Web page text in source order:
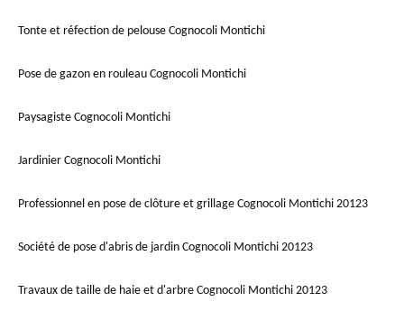
Tonte et réfection de pelouse Cognocoli Montichi
Pose de gazon en rouleau Cognocoli Montichi
Paysagiste Cognocoli Montichi
Jardinier Cognocoli Montichi
Professionnel en pose de clôture et grillage Cognocoli Montichi 20123
Société de pose d'abris de jardin Cognocoli Montichi 20123
Travaux de taille de haie et d'arbre Cognocoli Montichi 20123